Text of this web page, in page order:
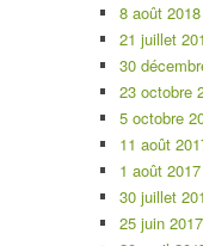
8 août 2018
21 juillet
30
23 octobre
5 octobre
11 août
1 août 2017
30 juillet
25 juin 2017